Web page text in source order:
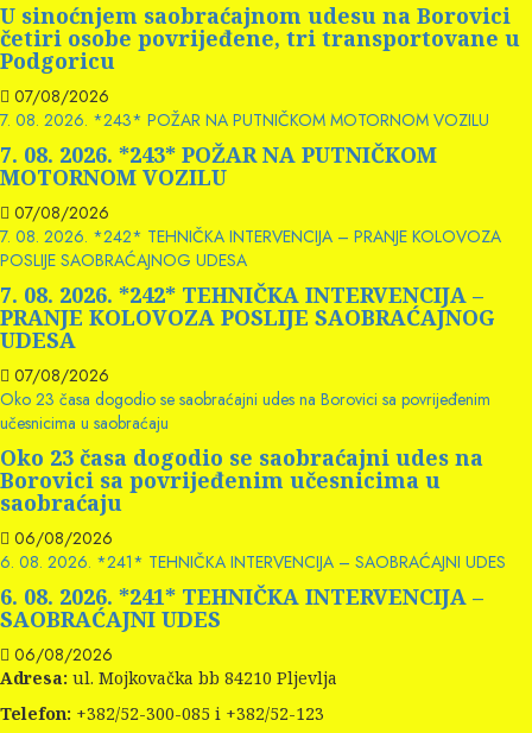
U sinoćnjem saobraćajnom udesu na Borovici
četiri osobe povrijeđene, tri transportovane u
Podgoricu
07/08/2026
7. 08. 2026. *243* POŽAR NA PUTNIČKOM MOTORNOM VOZILU
7. 08. 2026. *243* POŽAR NA PUTNIČKOM
MOTORNOM VOZILU
07/08/2026
7. 08. 2026. *242* TEHNIČKA INTERVENCIJA – PRANJE KOLOVOZA
POSLIJE SAOBRAĆAJNOG UDESA
7. 08. 2026. *242* TEHNIČKA INTERVENCIJA –
PRANJE KOLOVOZA POSLIJE SAOBRAĆAJNOG
UDESA
07/08/2026
Oko 23 časa dogodio se saobraćajni udes na Borovici sa povrijeđenim
učesnicima u saobraćaju
Oko 23 časa dogodio se saobraćajni udes na
Borovici sa povrijeđenim učesnicima u
saobraćaju
06/08/2026
6. 08. 2026. *241* TEHNIČKA INTERVENCIJA – SAOBRAĆAJNI UDES
6. 08. 2026. *241* TEHNIČKA INTERVENCIJA –
SAOBRAĆAJNI UDES
06/08/2026
Adresa: ul. Mojkovačka bb 84210 Pljevlja
Telefon: +382/52-300-085 i +382/52-123